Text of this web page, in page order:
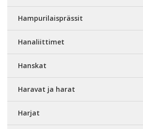
Hampurilaisprässit
Hanaliittimet
Hanskat
Haravat ja harat
Harjat